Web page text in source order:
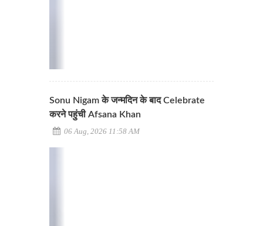
Sonu Nigam के जन्मदिन के बाद Celebrate
करने पहुंची Afsana Khan
06 Aug, 2026 11:58 AM